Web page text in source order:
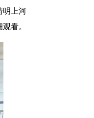
明上河
看。